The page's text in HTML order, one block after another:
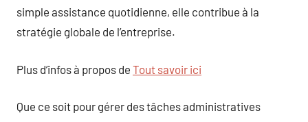
simple assistance quotidienne, elle contribue à la
stratégie globale de l’entreprise.
Plus d’infos à propos de Tout savoir ici
Que ce soit pour gérer des tâches administratives